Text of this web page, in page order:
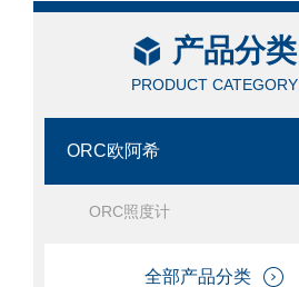
产品分类
PRODUCT CATEGORY
ORC欧阿希
ORC照度计
全部产品分类